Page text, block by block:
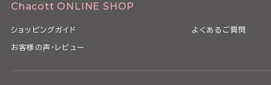
Chacott ONLINE SHOP
ショッピングガイド よくあるご質問
お客様の声・レビュー